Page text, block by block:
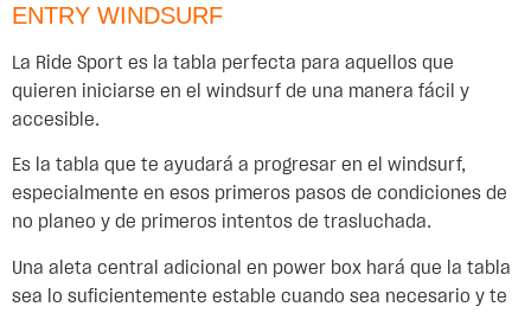
ENTRY WINDSURF
La Ride Sport es la tabla perfecta para aquellos que
quieren iniciarse en el windsurf de una manera fácil y
accesible.
Es la tabla que te ayudará a progresar en el windsurf,
especialmente en esos primeros pasos de condiciones de
no planeo y de primeros intentos de trasluchada.
Una aleta central adicional en power box hará que la tabla
sea lo suficientemente estable cuando sea necesario y te